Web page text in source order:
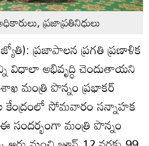
ప్రజాప్రతినిధులు
ప్రజాపాలన ప్రగతి ప్రణాళిక
విధాలా అభివృద్ధి చెందుతాయని
మంత్రి పొన్నం ప్రభాకర్‌
కేంద్రంలో సోమవారం సన్నాహక
మంత్రి పొన్నం